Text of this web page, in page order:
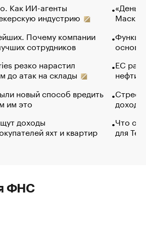
Как ИИ-агенты
индустрию
Почему компании
сотрудников
резко нарастил
до атак на склады
новый способ вредить
им это
доходы
яхт и квартир
Маск в
основ
ЕС
нефти
Что
для
ФНС